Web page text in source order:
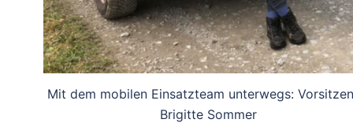
Mit dem mobilen Einsatzteam unterwegs:
Brigitte Sommer